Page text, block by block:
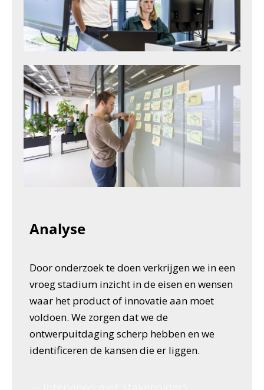
Analyse
Door onderzoek te doen verkrijgen we in een
vroeg stadium inzicht in de eisen en wensen
waar het product of innovatie aan moet
voldoen. We zorgen dat we de
ontwerpuitdaging scherp hebben en we
identificeren de kansen die er liggen.